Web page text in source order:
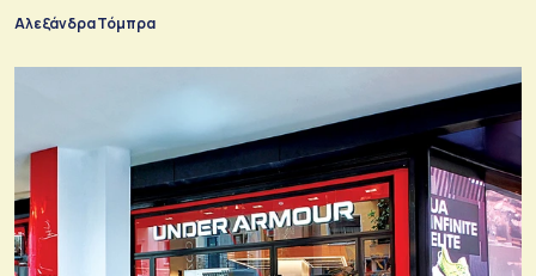
Αλεξάνδρα Τόμπρα